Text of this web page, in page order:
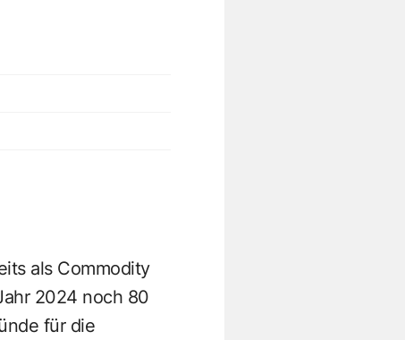
als Commodity
2024 noch 80
für die